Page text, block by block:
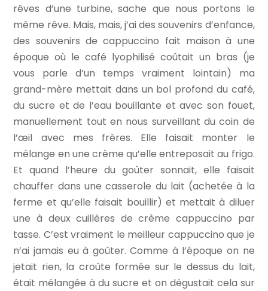
rêves d’une turbine, sache que nous portons le
même rêve. Mais, mais, j’ai des souvenirs d’enfance,
des souvenirs de cappuccino fait maison à une
époque où le café lyophilisé coûtait un bras (je
vous parle d’un temps vraiment lointain) ma
grand-mère mettait dans un bol profond du café,
du sucre et de l’eau bouillante et avec son fouet,
manuellement tout en nous surveillant du coin de
l’œil avec mes frères. Elle faisait monter le
mélange en une crème qu’elle entreposait au frigo.
Et quand l’heure du goûter sonnait, elle faisait
chauffer dans une casserole du lait (achetée à la
ferme et qu’elle faisait bouillir) et mettait à diluer
une à deux cuillères de crème cappuccino par
tasse. C’est vraiment le meilleur cappuccino que je
n’ai jamais eu à goûter. Comme à l’époque on ne
jetait rien, la croûte formée sur le dessus du lait,
était mélangée à du sucre et on dégustait cela sur